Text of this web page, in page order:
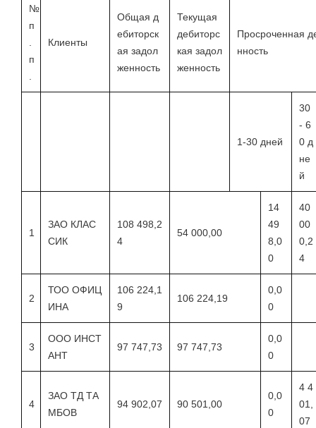
№
п
п
Клиенты
Общая д
ебиторск
ая задол
женность
Текущая
дебиторс
кая задол
женность
Просроченная
нность
1-30 дней
30
- 6
0 д
не
й
1
ЗАО КЛАС
СИК
108 498,2
4
54 000,00
14
49
8,0
0
40
00
0,2
4
2
ТОО ОФИЦ
ИНА
106 224,1
9
106 224,19
0,0
0
3
ООО ИНСТ
АНТ
97 747,73 97 747,73
0,0
0
4
ЗАО ТД ТА
МБОВ
94 902,07 90 501,00
0,0
0
4 4
01,
07